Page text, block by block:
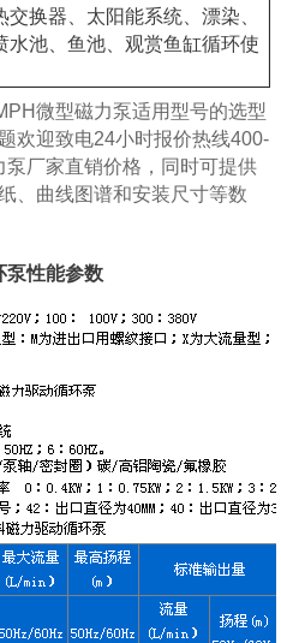
换器、太阳能系统、漂染、
水池、鱼池、观赏鱼缸循环使
微型磁力泵适用型号的选型
欢迎致电24小时报价热线400-
厂家直销价格，同时可提供
、曲线图谱和安装尺寸等数
性能参数